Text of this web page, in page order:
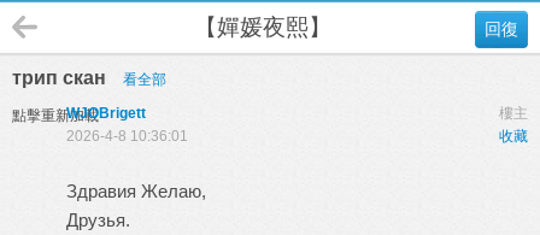
回復
【嬋媛夜熙】
трип скан 看全部
點擊重新加載 樓主
WJOBrigett
收藏
2026-4-8 10:36:01
Здравия Желаю,
Друзья.